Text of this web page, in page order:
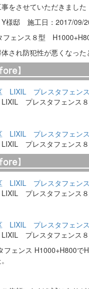
をさせていただきました
様邸 施工日：2017/09/
フェンス８型
され防犯性が悪くなっ
プレスタフェン
プレスタフェン
プレスタフェン
プレスタフェン
フェンス H1000+H800で